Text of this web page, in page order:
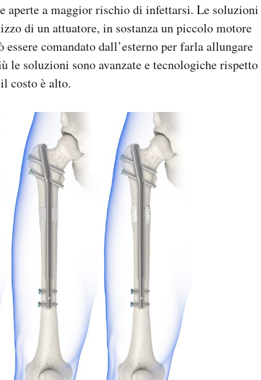
aperte a maggior rischio di infettarsi. Le soluzioni
di un attuatore, in sostanza un piccolo motore
comandato dall’esterno per farla allungare
le soluzioni sono avanzate e tecnologiche rispetto
costo è alto.